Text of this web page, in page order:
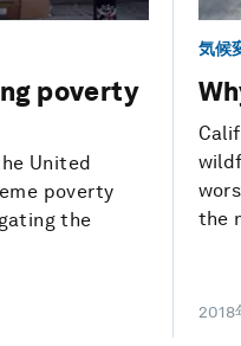
poverty
United
poverty
the
気候
the
2018